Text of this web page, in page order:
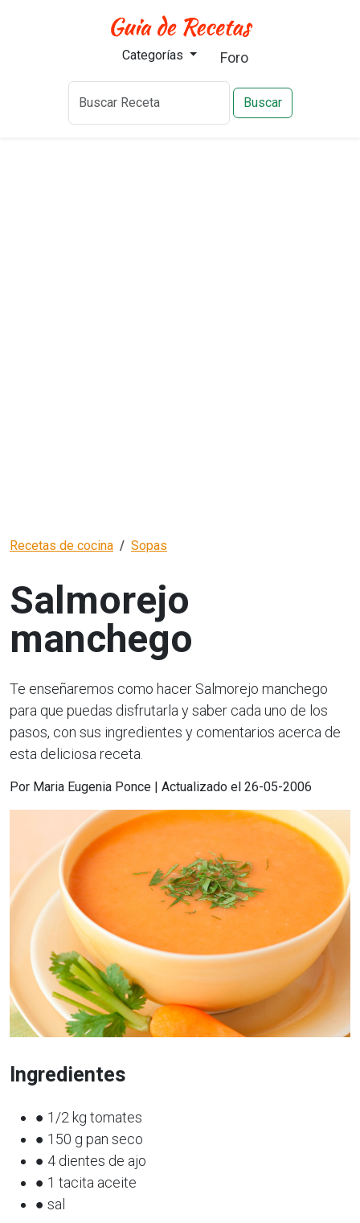
Categorías Foro
Buscar
Recetas de cocina Sopas
Salmorejo
manchego
Te enseñaremos como hacer Salmorejo manchego
para que puedas disfrutarla y saber cada uno de los
pasos, con sus ingredientes y comentarios acerca de
esta deliciosa receta.
Por Maria Eugenia Ponce | Actualizado el 26-05-2006
Ingredientes
● 1/2 kg tomates
● 150 g pan seco
● 4 dientes de ajo
● 1 tacita aceite
● sal